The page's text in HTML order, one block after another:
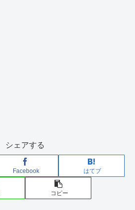
シェアする
Facebook はてブ
コピー